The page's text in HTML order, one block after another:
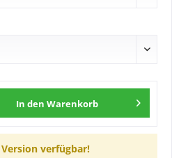
In den Warenkorb
verfügbar!